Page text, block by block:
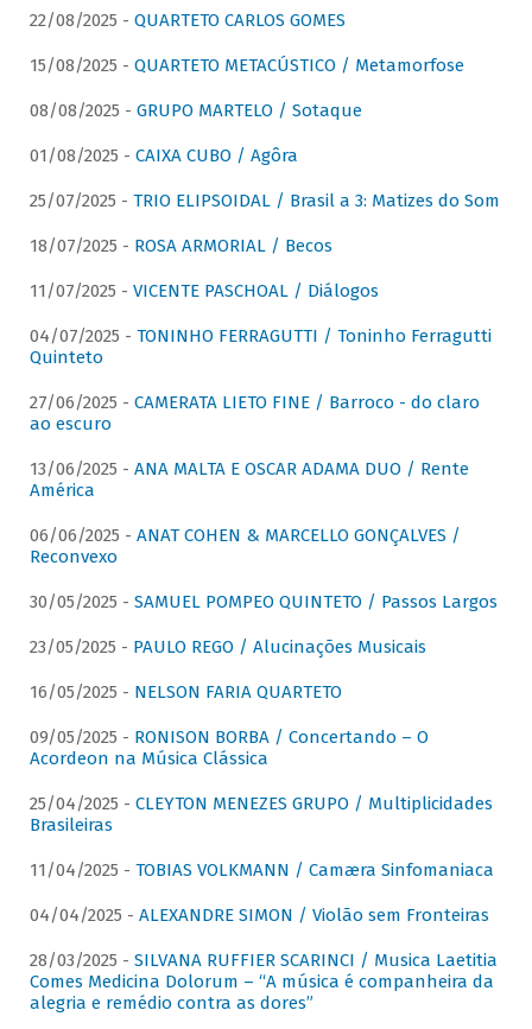
22/08/2025 - QUARTETO CARLOS GOMES
15/08/2025 - QUARTETO METACÚSTICO / Metamorfose
08/08/2025 - GRUPO MARTELO / Sotaque
01/08/2025 - CAIXA CUBO / Agôra
25/07/2025 - TRIO ELIPSOIDAL / Brasil a 3: Matizes do Som
18/07/2025 - ROSA ARMORIAL / Becos
11/07/2025 - VICENTE PASCHOAL / Diálogos
04/07/2025 - TONINHO FERRAGUTTI / Toninho Ferragutti
Quinteto
27/06/2025 - CAMERATA LIETO FINE / Barroco - do claro
ao escuro
13/06/2025 - ANA MALTA E OSCAR ADAMA DUO / Rente
América
06/06/2025 - ANAT COHEN & MARCELLO GONÇALVES /
Reconvexo
30/05/2025 - SAMUEL POMPEO QUINTETO / Passos Largos
23/05/2025 - PAULO REGO / Alucinações Musicais
16/05/2025 - NELSON FARIA QUARTETO
09/05/2025 - RONISON BORBA / Concertando – O
Acordeon na Música Clássica
25/04/2025 - CLEYTON MENEZES GRUPO / Multiplicidades
Brasileiras
11/04/2025 - TOBIAS VOLKMANN / Camæra Sinfomaniaca
04/04/2025 - ALEXANDRE SIMON / Violão sem Fronteiras
28/03/2025 - SILVANA RUFFIER SCARINCI / Musica Laetitia
Comes Medicina Dolorum – “A música é companheira da
alegria e remédio contra as dores”